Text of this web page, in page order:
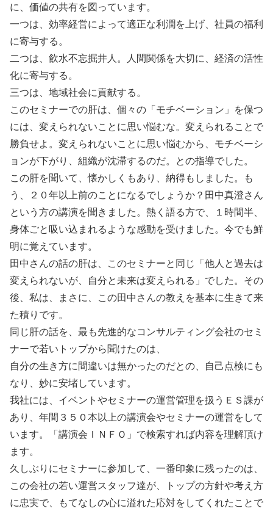
に、価値の共有を図っています。
一つは、効率経営によって適正な利潤を上げ、社員の福利
に寄与する。
二つは、飲水不忘掘井人。人間関係を大切に、経済の活性
化に寄与する。
三つは、地域社会に貢献する。
このセミナーでの肝は、個々の「モチベーション」を保つ
には、変えられないことに思い悩むな。変えられることで
勝負せよ。変えられないことに思い悩むから、モチベーシ
ョンが下がり、組織が沈滞するのだ。との指導でした。
この肝を聞いて、懐かしくもあり、納得もしました。も
う、２０年以上前のことになるでしょうか？田中真澄さん
という方の講演を聞きました。熱く語る方で、１時間半、
身体ごと吸い込まれるような感動を受けました。今でも鮮
明に覚えています。
田中さんの話の肝は、このセミナーと同じ「他人と過去は
変えられないが、自分と未来は変えられる」でした。その
後、私は、まさに、この田中さんの教えを基本に生きて来
た積りです。
同じ肝の話を、最も先進的なコンサルティング会社のセミ
ナーで若いトップから聞けたのは、
自分の生き方に間違いは無かったのだとの、自己点検にも
なり、妙に安堵しています。
我社には、イベントやセミナーの運営管理を扱うＥＳ課が
あり、年間３５０本以上の講演会やセミナーの運営をして
います。「講演会ＩＮＦＯ」で検索すれば内容を理解頂け
ます。
久しぶりにセミナーに参加して、一番印象に残ったのは、
この会社の若い運営スタッフ達が、トップの方針や考え方
に忠実で、もてなしの心に溢れた応対をしてくれたことで